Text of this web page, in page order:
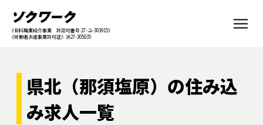
《有料職業紹介事業 許認可番号:27-ユ-303915》
《労働者派遣事業許可証》派27-305035
県北（那須塩原）の住み込
み求人一覧